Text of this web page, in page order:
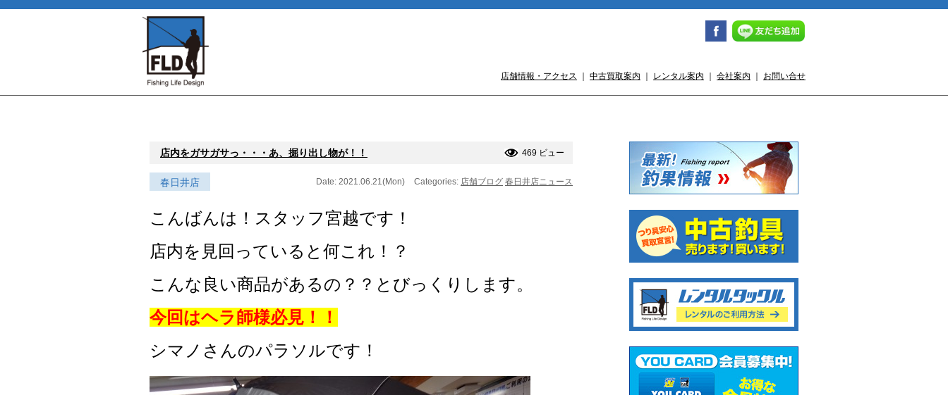
店舗情報・アクセス 中古買取案内 レンタル案内 会社案内 お問い合せ
店内をガサガサっ・・・あ、掘り出し物が！！ 469 ビュー
春日井店 Date: 2021.06.21(Mon) Categories: 店舗ブログ 春日井店ニュース
こんばんは！スタッフ宮越です！
店内を見回っていると何これ！？
こんな良い商品があるの？？とびっくりします。
今回はヘラ師様必見！！
シマノさんのパラソルです！